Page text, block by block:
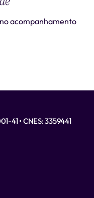
acompanhamento
41 • CNES: 3359441